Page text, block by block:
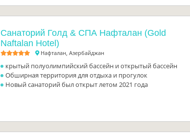
Санаторий Голд & СПА Нафталан (Gold
Naftalan Hotel)
Нафталан, Азербайджан
крытый полуолимпийский бассейн и открытый бассейн
Обширная территория для отдыха и прогулок
Новый санаторий был открыт летом 2021 года